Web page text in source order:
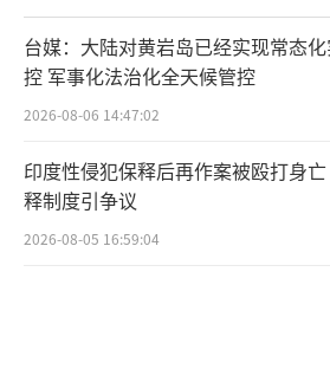
上说，“这并不容易。这些
完全理解。但与此同时，
为，考虑到来自俄罗斯的威
际安全形势，我们别无选择。
在吕特看来，正是特朗
来迟的军费开支讨论。
台媒：大陆对黄岩岛已经实现常态
控 军事化法治化全天候管控
2026-08-06 14:47:02
印度性侵犯保释后再作案被殴打身
释制度引争议
2026-08-05 16:59:04